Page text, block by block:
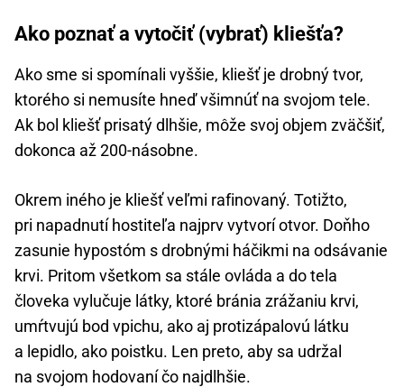
Ako poznať a vytočiť (vybrať) kliešťa?
Ako sme si spomínali vyššie, kliešť je drobný tvor,
ktorého si nemusíte hneď všimnúť na svojom tele.
Ak bol kliešť prisatý dlhšie, môže svoj objem zväčšiť,
dokonca až 200-násobne.
Okrem iného je kliešť veľmi rafinovaný. Totižto,
pri napadnutí hostiteľa najprv vytvorí otvor. Doňho
zasunie hypostóm s drobnými háčikmi na odsávanie
krvi. Pritom všetkom sa stále ovláda a do tela
človeka vylučuje látky, ktoré bránia zrážaniu krvi,
umŕtvujú bod vpichu, ako aj protizápalovú látku
a lepidlo, ako poistku. Len preto, aby sa udržal
na svojom hodovaní čo najdlhšie.